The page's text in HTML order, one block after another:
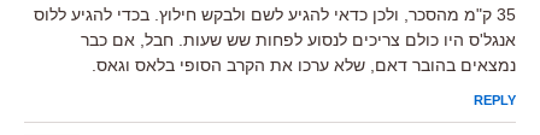
35 ק"מ מהסכר, ולכן כדאי להגיע לשם ולבקש חילוץ. בכדי להגיע ללוס
אנגל'ס היו כולם צריכים לנסוע לפחות שש שעות. חבל, אם כבר
נמצאים בהובר דאם, שלא ערכו את הקרב הסופי בלאס וגאס.
REPLY